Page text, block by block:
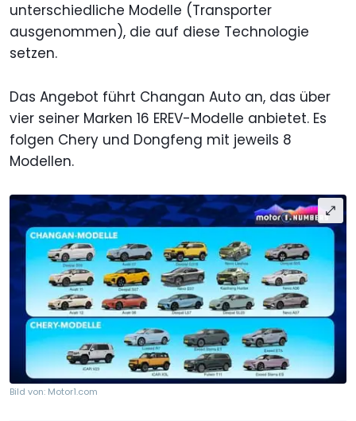
unterschiedliche Modelle (Transporter
ausgenommen), die auf diese Technologie
setzen.
Das Angebot führt Changan Auto an, das über
vier seiner Marken 16 EREV-Modelle anbietet. Es
folgen Chery und Dongfeng mit jeweils 8
Modellen.
Bild von: Motor1.com